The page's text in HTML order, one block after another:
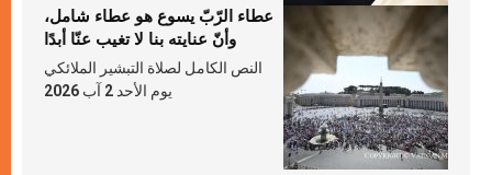
عطاء الرّبّ يسوع هو عطاء شامل،
وأنّ عنايته بنا لا تغيب عنّا أبدًا
النص الكامل لصلاة التبشير الملائكي
يوم الأحد 2 آب 2026